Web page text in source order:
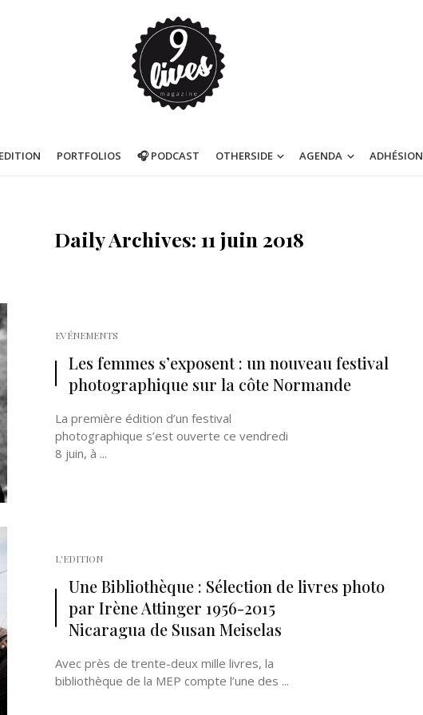
PORTFOLIOS 🎧 PODCAST OTHERSIDE AGENDA ADHÉSION
Daily Archives: 11 juin 2018
EVÉNEMENTS
Les femmes s’exposent : un nouveau festival
photographique sur la côte Normande
La première édition d’un festival
photographique s’est ouverte ce vendredi
8 juin, à ...
L'EDITION
Une Bibliothèque : Sélection de livres photo
par Irène Attinger 1956-2015
Nicaragua de Susan Meiselas
Avec près de trente-deux mille livres, la
bibliothèque de la MEP compte l’une des ...
Né un 2 juillet : André Kertész